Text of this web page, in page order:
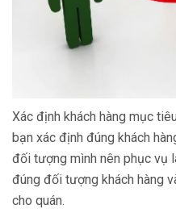
Xác định khách hàng mục
bạn xác định đúng khách
đối tượng mình nên phục vụ
đúng đối tượng khách hàng
cho quán.